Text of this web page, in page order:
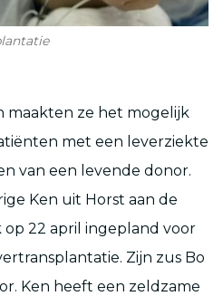
maakten ze het mogelijk
met een leverziekte
van een levende donor.
Ken uit Horst aan de
op 22 april ingepland voor
Zijn zus Bo
Ken heeft een zeldzame